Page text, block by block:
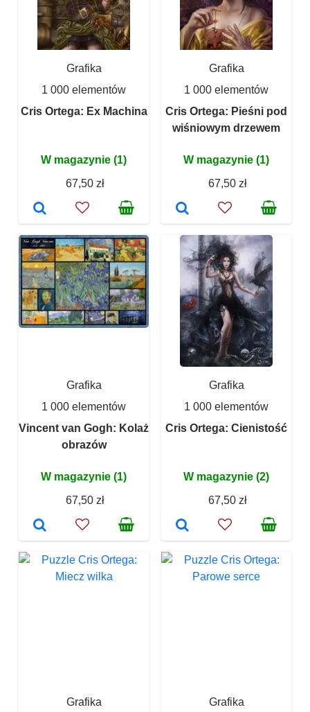
Grafika
1 000 elementów
Cris Ortega: Ex Machina
W magazynie (1)
67,50 zł
Grafika
1 000 elementów
Cris Ortega: Pieśni pod
wiśniowym drzewem
W magazynie (1)
67,50 zł
Grafika
1 000 elementów
Vincent van Gogh: Kolaż
obrazów
W magazynie (1)
67,50 zł
Grafika
1 000 elementów
Cris Ortega: Cienistość
W magazynie (2)
67,50 zł
Grafika
Grafika